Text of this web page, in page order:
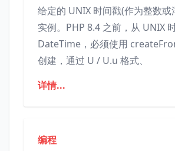
给定的 UNIX 时间戳(作为整数或
实例。PHP 8.4 之前，从 UNIX
DateTime，必须使用
创建，通过 U / U.u 格式、
详情...
编程